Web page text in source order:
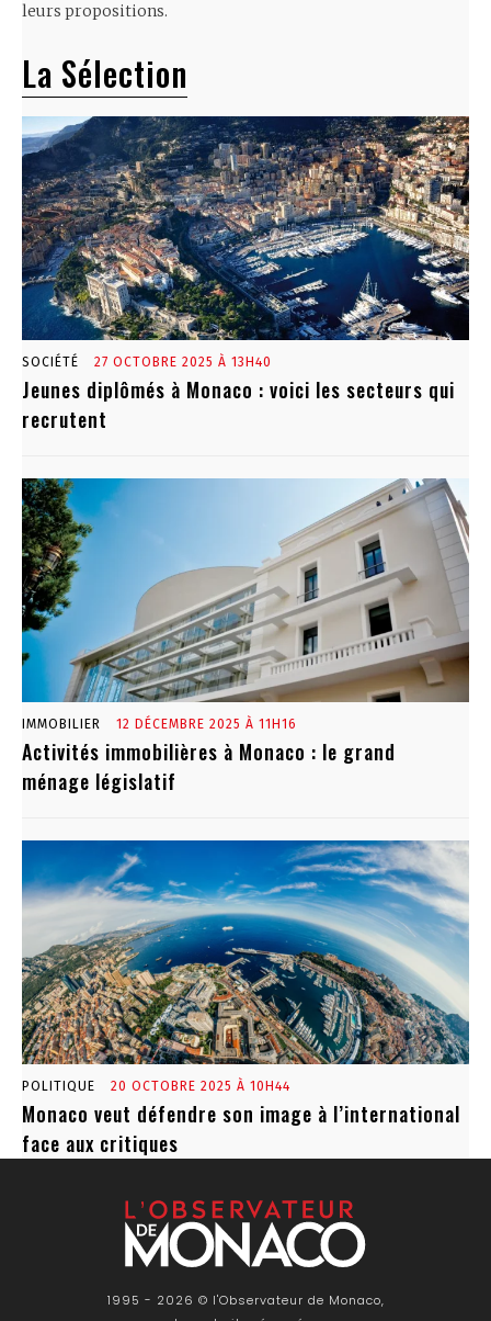
leurs propositions.
La Sélection
SOCIÉTÉ 27 OCTOBRE 2025 À 13H40
Jeunes diplômés à Monaco : voici les secteurs qui
recrutent
IMMOBILIER 12 DÉCEMBRE 2025 À 11H16
Activités immobilières à Monaco : le grand
ménage législatif
POLITIQUE 20 OCTOBRE 2025 À 10H44
Monaco veut défendre son image à l’international
face aux critiques
1995 - 2026 © l'Observateur de Monaco,